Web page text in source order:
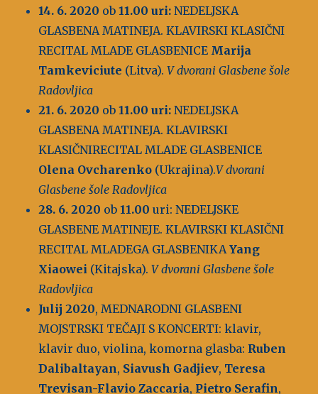
14. 6. 2020 ob 11.00 uri:NEDELJSKA
GLASBENA MATINEJA. KLAVIRSKI KLASIČNI
RECITAL MLADE GLASBENICE Marija
Tamkeviciute (Litva).V dvorani Glasbene šole
Radovljica
21. 6. 2020 ob 11.00 uri:NEDELJSKA
GLASBENA MATINEJA. KLAVIRSKI
KLASIČNIRECITAL MLADE GLASBENICE
Olena Ovcharenko (Ukrajina).V dvorani
Glasbene šole Radovljica
28. 6. 2020 ob11.00uri: NEDELJSKE
GLASBENE MATINEJE. KLAVIRSKI KLASIČNI
RECITAL MLADEGA GLASBENIKAYang
Xiaowei (Kitajska).V dvorani Glasbene šole
Radovljica
Julij 2020, MEDNARODNI GLASBENI
MOJSTRSKI TEČAJI S KONCERTI: klavir,
klavir duo, violina, komorna glasba: Ruben
Dalibaltayan, Siavush Gadjiev, Teresa
Trevisan-Flavio Zaccaria, Pietro Serafin,